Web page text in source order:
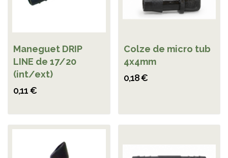
Maneguet DRIP
LINE de 17/20
(int/ext)
0,11 €
Colze de micro tub
4x4mm
0,18 €